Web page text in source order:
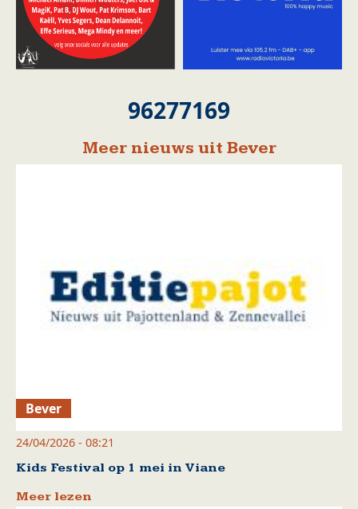
96277169
Meer nieuws uit Bever
Bever
24/04/2026 - 08:21
Kids Festival op 1 mei in Viane
Meer lezen